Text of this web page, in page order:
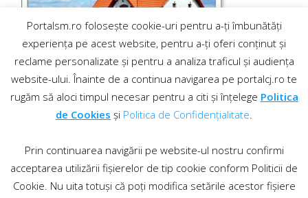
Portalsm.ro folosește cookie-uri pentru a-ți îmbunătăți
experiența pe acest website, pentru a-ți oferi conținut și
reclame personalizate și pentru a analiza traficul și audiența
website-ului. Înainte de a continua navigarea pe portalcj.ro te
rugăm să aloci timpul necesar pentru a citi și înțelege Politica
de Cookies și Politica de Confidențialitate.
Prin continuarea navigării pe website-ul nostru confirmi
acceptarea utilizării fișierelor de tip cookie conform Politicii de
Cookie. Nu uita totuși că poți modifica setările acestor fișiere